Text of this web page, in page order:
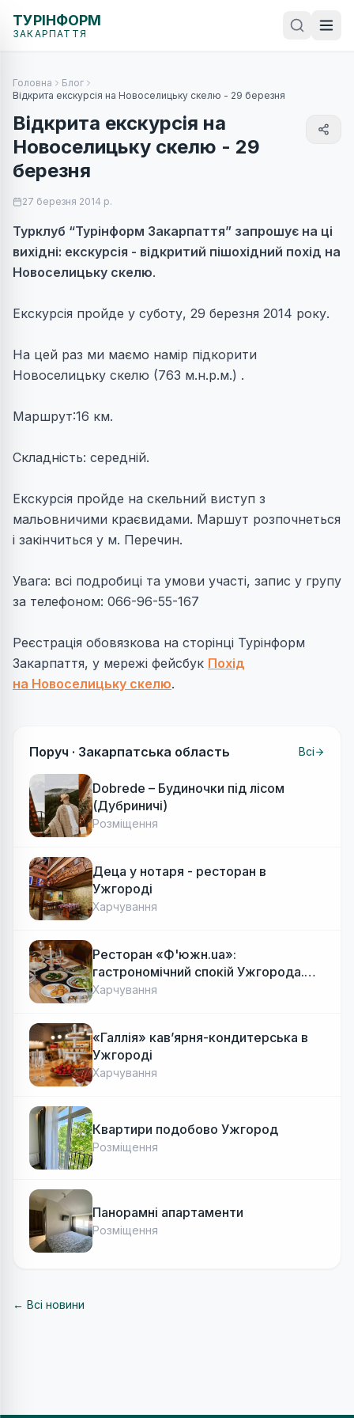
ТУРІНФОРМ
ЗАКАРПАТТЯ
Головна
Блог
Відкрита екскурсія на Новоселицьку скелю - 29 березня
Відкрита екскурсія на
Новоселицьку скелю - 29
березня
27 березня 2014 р.
Турклуб “Турінформ Закарпаття” запрошує на ці
вихідні: екскурсія - відкритий пішохідний похід на
Новоселицьку скелю.
Екскурсія пройде у суботу, 29 березня 2014 року.
На цей раз ми маємо намір підкорити
Новоселицьку скелю (763 м.н.р.м.) .
Маршрут:16 км.
Складність: середній.
Екскурсія пройде на скельний виступ з
мальовничими краєвидами. Маршут розпочнеться
і закінчиться у м. Перечин.
Увага: всі подробиці та умови участі, запис у групу
за телефоном: 066-96-55-167
Реєстрація обовязкова на сторінці Турінформ
Закарпаття, у мережі фейсбук Похід
на Новоселицьку скелю.
Поруч · Закарпатська область Всі
Dobrede – Будиночки під лісом
(Дубриничі)
Розміщення
Деца у нотаря - ресторан в
Ужгороді
Харчування
Ресторан «Ф'южн.ua»:
гастрономічний спокій Ужгорода.
Авторська локальна кухня, затишок
Харчування
«Галлія» кав’ярня-кондитерська в
Ужгороді
Харчування
Квартири подобово Ужгород
Розміщення
Панорамні апартаменти
Розміщення
← Всі новини